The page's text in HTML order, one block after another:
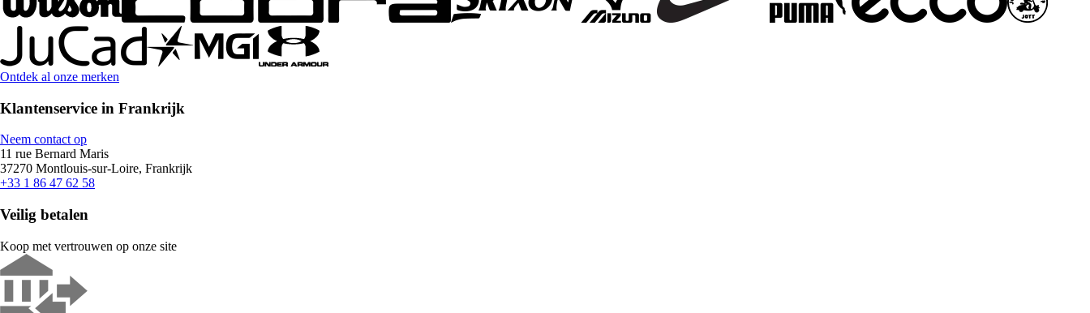
Ontdek al onze merken
Klantenservice in Frankrijk
Neem contact op
11 rue Bernard Maris
37270 Montlouis-sur-Loire, Frankrijk
+33 1 86 47 62 58
Veilig betalen
Koop met vertrouwen op onze site